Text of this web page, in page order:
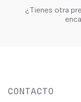
Solo si quieres
personalizar tus
¿Tienes otra
CONTACTO